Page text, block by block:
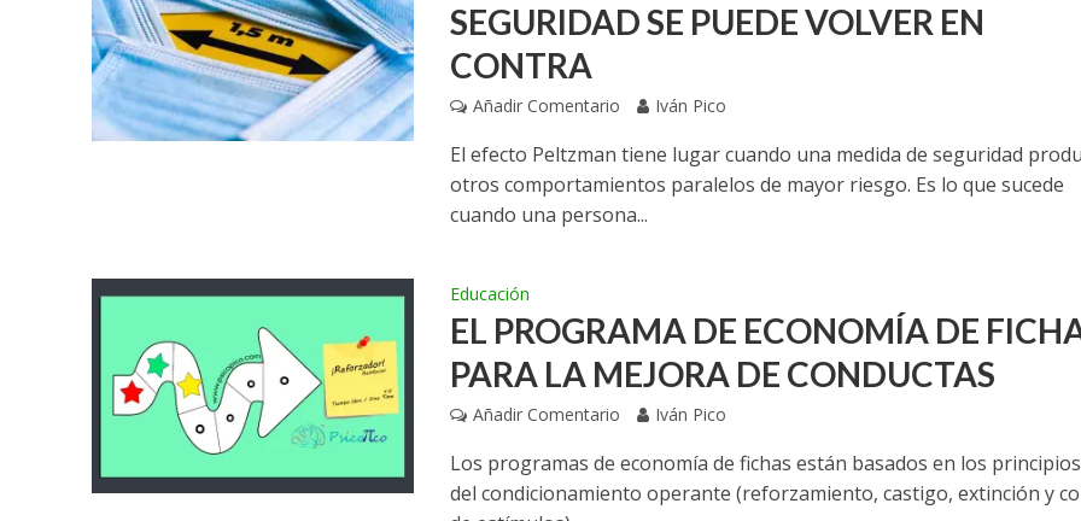
SEGURIDAD SE PUEDE VOLVER EN
CONTRA
Añadir Comentario Iván Pico
El efecto Peltzman tiene lugar cuando una medida de seguridad
otros comportamientos paralelos de mayor riesgo. Es lo que sucede
cuando una persona...
Educación
EL PROGRAMA DE ECONOMÍA DE
PARA LA MEJORA DE CONDUCTAS
Añadir Comentario Iván Pico
Los programas de economía de fichas están basados en los principios
del condicionamiento operante (reforzamiento, castigo, extinción y